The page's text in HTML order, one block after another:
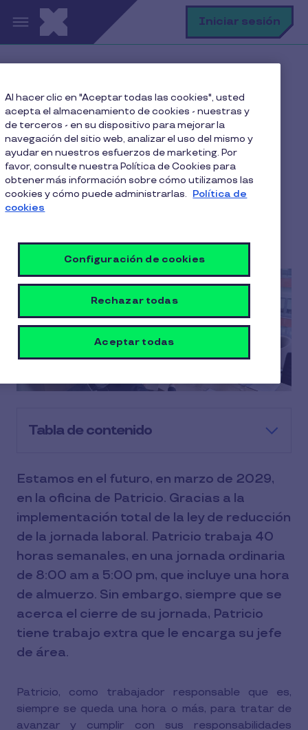
Pasar al contenido principal Iniciar sesión
Reducción de la Jornada Laboral
¿Qué implica la ley de 40 horas laborales en Chile?
¿Qué implica la ley de 40
horas laborales en Chile?
4 Min de Lectura 9 Febrero 2023
Tabla de contenido
Estamos en el futuro, en marzo de 2029,
en la oficina de Patricio. Gracias a la
implementación total de la ley de reducción
de la jornada laboral. Patricio trabaja 40
horas semanales, en una jornada ordinaria
de 8:00 am a 5:00 pm, que incluye una hora
de almuerzo. Sin embargo, siempre que se
acerca el cierre de su jornada, Patricio
tiene trabajo extra que le encarga su jefe
de área.
Patricio, como trabajador responsable que es,
siempre se queda una hora o más, para tratar de
avanzar y cumplir con sus responsabilidades
Al hacer clic en "Aceptar todas las cookies", usted
acepta el almacenamiento de cookies - nuestras y
de terceros - en su dispositivo para mejorar la
navegación del sitio web, analizar el uso del mismo y
ayudar en nuestros esfuerzos de marketing. Por
favor, consulte nuestra Política de Cookies para
obtener más información sobre cómo utilizamos las
cookies y cómo puede administrarlas. Política de
cookies
Configuración de cookies
Rechazar todas
Aceptar todas